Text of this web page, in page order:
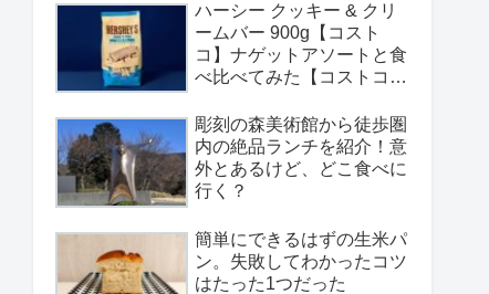
ハーシー クッキー & クリ
ームバー 900g【コスト
コ】ナゲットアソートと食
べ比べてみた【コストコお
彫刻の森美術館から徒歩圏
内の絶品ランチを紹介！意
外とあるけど、どこ食べに
行く？
簡単にできるはずの生米パ
ン。失敗してわかったコツ
はたった1つだった